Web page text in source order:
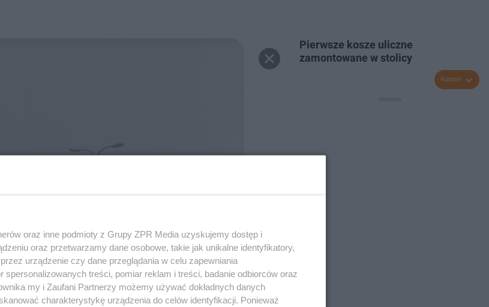
Pierwsze kosze uliczne
zamontowane w stolicy
Rozwiń
oraz inne podmioty z Grupy ZPR Media uzyskujemy dostęp i
oraz przetwarzamy dane osobowe, takie jak unikalne identyfikatory,
urządzenie czy dane przeglądania w celu zapewniania
spersonalizowanych treści, pomiar reklam i treści, badanie odbiorców oraz
my i Zaufani Partnerzy możemy używać dokładnych danych
charakterystykę urządzenia do celów identyfikacji. Ponieważ